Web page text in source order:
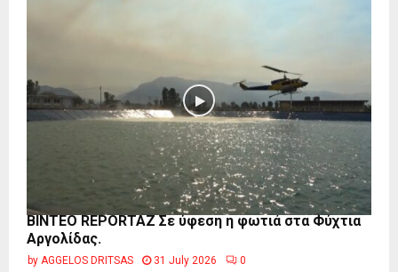
BINTEO REPORTAZ Σε ύφεση η φωτιά στα Φύχτια
Αργολίδας.
by AGGELOS DRITSAS 31 July 2026 0